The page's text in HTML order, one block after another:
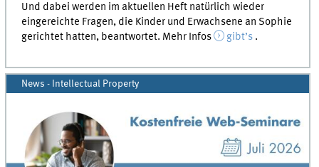
Und dabei werden im aktuellen Heft natürlich wieder
eingereichte Fragen, die Kinder und Erwachsene an Sophie
gerichtet hatten, beantwortet. Mehr Infos
gibt’s .
News - Intellectual Property